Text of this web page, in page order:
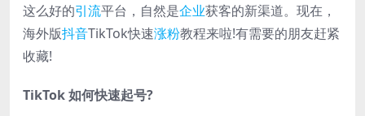
这么好的引流平台，自然是企业获客的新渠道。现在，
海外版抖音TikTok快速涨粉教程来啦!有需要的朋友赶紧
收藏!
TikTok 如何快速起号?